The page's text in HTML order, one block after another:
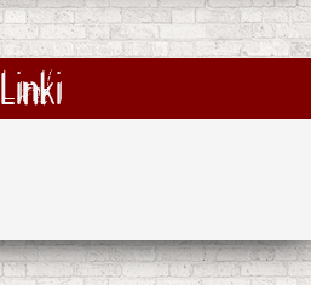
Linki